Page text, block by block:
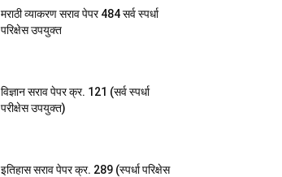
मराठी व्याकरण सराव पेपर 484 सर्व स्पर्धा
परिक्षेस उपयुक्त
विज्ञान सराव पेपर क्र. 121 (सर्व स्पर्धा
परीक्षेस उपयुक्त)
इतिहास सराव पेपर क्र. 289 (स्पर्धा परिक्षेस